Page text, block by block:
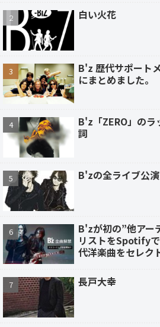
白い火花
B'z 歴代サポート
にまとめました。
B'z「ZERO」の
詞
B'zの全ライブ公
B'zが初の”他アー
リストをSpotify
代洋楽曲をセレク
長戸大幸